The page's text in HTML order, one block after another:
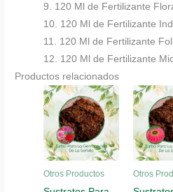
9. 120 Ml de Fertilizante
10. 120 Ml de Fertilizante
11. 120 Ml de Fertilizante
12. 120 Ml de Fertilizante
Productos relacionados
Otros Productos Otros